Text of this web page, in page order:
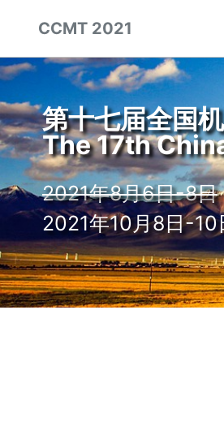
Skip
links
primary
navigation
content
footer
CCMT 2021
第十七届全国
The 17th
2021年8月6日-8日
2021年10月8日-10